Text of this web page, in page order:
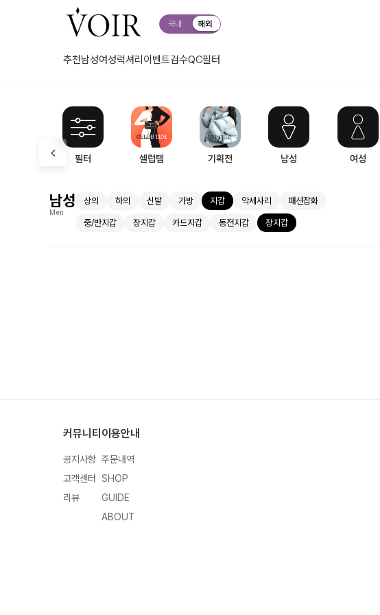
국내 해외
추천남성여성럭셔리 이벤트검수QC필터
필터 셀럽템 기획전 남성 여성
남성
Men
상의 하의 신발 가방 지갑 악세사리 패션잡화
중/반지갑 장지갑 카드지갑 동전지갑 장지갑
커뮤니티
공지사항
고객센터
리뷰
이용안내
주문내역
SHOP
GUIDE
ABOUT